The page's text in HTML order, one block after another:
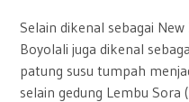
Selain dikenal sebagai
Boyolali juga dikenal
patung susu tumpah
selain gedung Lembu